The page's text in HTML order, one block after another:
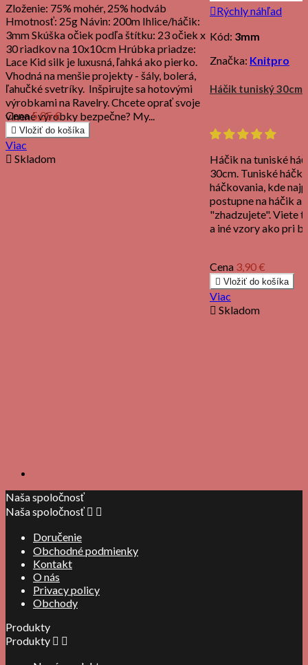
Zloženie: 75% mohér, 25% hodváb
Hmotnosť: 25g Návin: 200m Ihlice/háčik:
3mm Skúška očiek podľa štítku: 23 očiek x
30 riadkov na 10x10cm Hrúbka priadze:
Lace Kid silk je luxusná, ľahká ako pierko.
Vhodná na menšie projekty - šály, bolerá,
ľahučké svetríky. Inšpirujte sa hotovými
výrobkami na Ravelry. Chcete oprať svoje
vlnené výrobky bezpečne? My...
Cena5,05 €
 Vložiť do košíka
Viac
 Skladom
Rýchly náhľad
Kód: 3mm
Značka: Knitpro
Háčik tuniský 30cm
Háčik na tuniské
30cm. Tuniské
háčkovania, kde
postupne na háčik a
"zhadzujete". Viete
a iné vzory ako pri
Cena 3,90 €
 Vložiť do košíka
Viac
 Skladom
Naša spoločnosť
Naša spoločnosť  
Doručenie
Obchodné podmienky
Kontakt
O nás
Privacy policy
Obchody
Produkty
Produkty  